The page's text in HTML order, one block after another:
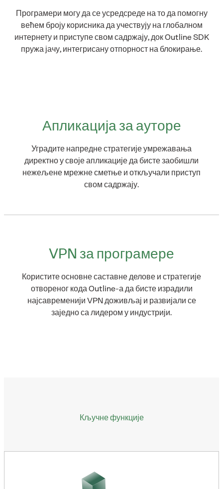
Програмери могу да се усредсреде на то да помогну
већем броју корисника да учествују на глобалном
интернету и приступе свом садржају, док Outline SDK
пружа јачу, интегрисану отпорност на блокирање.
Апликација за ауторе
Уградите напредне стратегије умрежавања
директно у своје апликације да бисте заобишли
нежељене мрежне сметње и откључали приступ
свом садржају.
VPN за програмере
Користите основне саставне делове и стратегије
отвореног кода Outline-а да бисте израдили
најсавременији VPN доживљај и развијали се
заједно са лидером у индустрији.
Кључне функције